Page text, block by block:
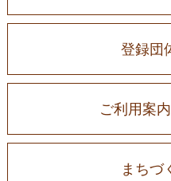
登録団
ご利用案
まちづ